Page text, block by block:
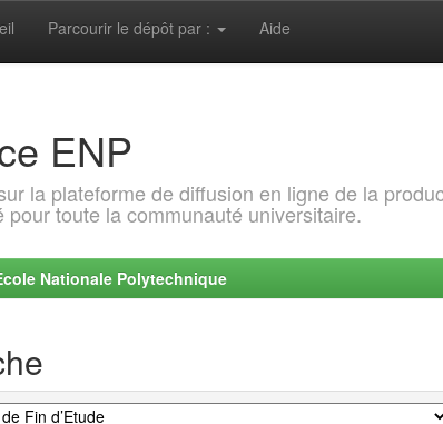
Parcourir le dépôt par : Aide
ENP
la plateforme de diffusion en ligne de la
pour toute la communauté universitaire.
Nationale Polytechnique